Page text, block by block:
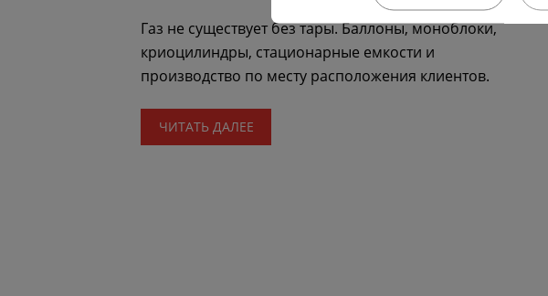
Газ не существует без тары. Баллоны, моноблоки,
криоцилиндры, стационарные емкости и
производство по месту расположения клиентов.
ЧИТАТЬ ДАЛЕЕ